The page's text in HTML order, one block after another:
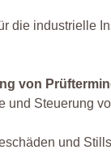
die industrielle
von
Steuerung
und